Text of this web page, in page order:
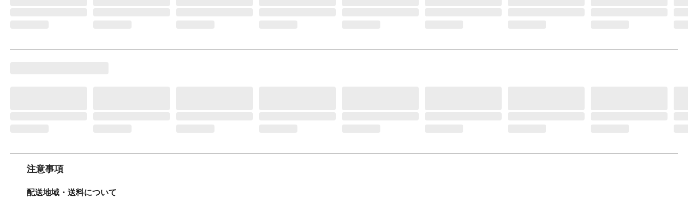
注意事項
配送地域・送料について